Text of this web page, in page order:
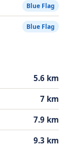
Blue Flag
Blue Flag
5.6 km
7 km
7.9 km
9.3 km